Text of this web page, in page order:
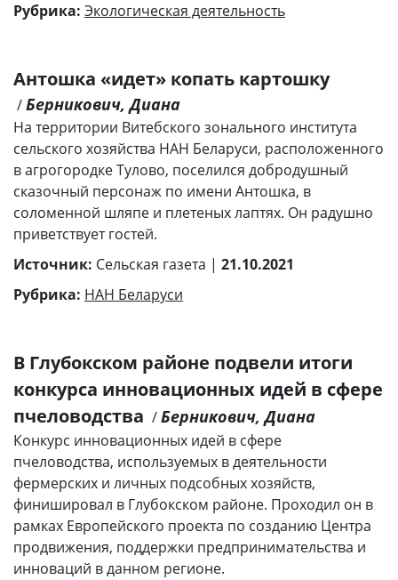
Рубрика: Экологическая деятельность
Антошка «идет» копать картошку
/Берникович, Диана
На территории Витебского зонального института
сельского хозяйства НАН Беларуси, расположенного
в агрогородке Тулово, поселился добродушный
сказочный персонаж по имени Антошка, в
соломенной шляпе и плетеных лаптях. Он радушно
приветствует гостей.
Источник: Сельская газета | 21.10.2021
Рубрика: НАН Беларуси
В Глубокском районе подвели итоги
конкурса инновационных идей в сфере
пчеловодства /Берникович, Диана
Конкурс инновационных идей в сфере
пчеловодства, используемых в деятельности
фермерских и личных подсобных хозяйств,
финишировал в Глубокском районе. Проходил он в
рамках Европейского проекта по созданию Центра
продвижения, поддержки предпринимательства и
инноваций в данном регионе.